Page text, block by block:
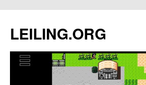
文
LEILING.ORG